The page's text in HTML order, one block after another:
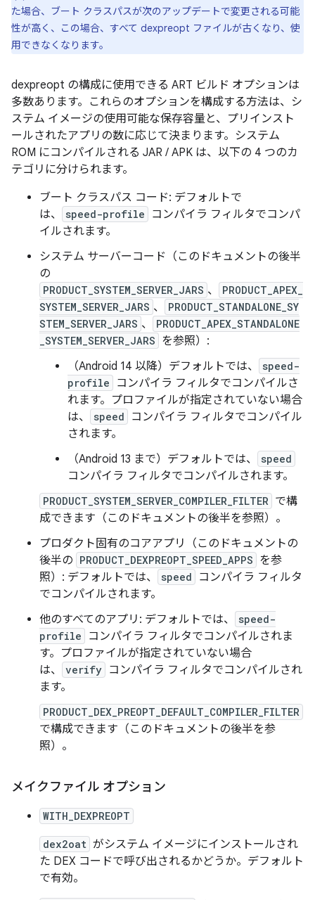
た場合、ブート クラスパスが次のアップデートで変更される可能
性が高く、この場合、すべて dexpreopt ファイルが古くなり、使
用できなくなります。
dexpreopt の構成に使用できる ART ビルド オプションは
多数あります。これらのオプションを構成する方法は、シ
ステム イメージの使用可能な保存容量と、プリインスト
ールされたアプリの数に応じて決まります。システム
ROM にコンパイルされる JAR / APK は、以下の 4 つのカ
テゴリに分けられます。
ブート クラスパス コード: デフォルトで
は、
speed-profile
コンパイラ フィルタでコンパ
イルされます。
システム サーバーコード（このドキュメントの後半
の
PRODUCT_SYSTEM_SERVER_JARS 、
PRODUCT_APEX_
SYSTEM_SERVER_JARS 、
PRODUCT_STANDALONE_SY
STEM_SERVER_JARS 、
PRODUCT_APEX_STANDALONE
_SYSTEM_SERVER_JARS を参照）:
（Android 14 以降）デフォルトでは、
speed-
profile
コンパイラ フィルタでコンパイルさ
れます。プロファイルが指定されていない場合
は、
speed
コンパイラ フィルタでコンパイル
されます。
（Android 13 まで）デフォルトでは、
speed
コンパイラ フィルタでコンパイルされます。
PRODUCT_SYSTEM_SERVER_COMPILER_FILTER で構
成できます（このドキュメントの後半を参照）。
プロダクト固有のコアアプリ（このドキュメントの
後半の PRODUCT_DEXPREOPT_SPEED_APPS を参
照）: デフォルトでは、
speed
コンパイラ フィルタ
でコンパイルされます。
他のすべてのアプリ: デフォルトでは、
speed-
profile
コンパイラ フィルタでコンパイルされま
す。プロファイルが指定されていない場合
は、
verify コンパイラ フィルタでコンパイルされ
ます。
PRODUCT_DEX_PREOPT_DEFAULT_COMPILER_FILTER
で構成できます（このドキュメントの後半を参
照）。
メイクファイル オプション
WITH_DEXPREOPT
dex2oat がシステム イメージにインストールされ
た DEX コードで呼び出されるかどうか。デフォルト
で有効。